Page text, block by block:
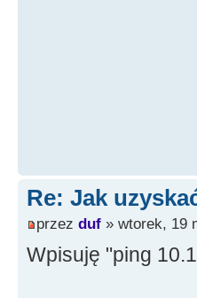
Re: Jak
przez duf » wtorek, 19
Wpisuję "ping